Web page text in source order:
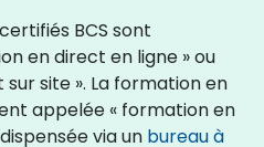
BCS sont
en direct en ligne » ou
site ». La formation en
appelée « formation en
via un bureau à